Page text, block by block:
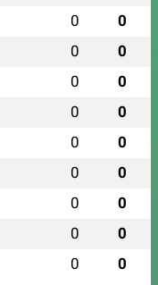
0 0
0 0
0 0
0 0
0 0
0 0
0 0
0 0
0 0